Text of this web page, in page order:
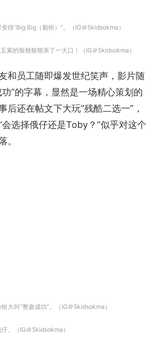
得“Big Big（魁梧）”。（IG＠5kidsokma）
索的脸颊狠狠亲了一大口！（IG＠5kidsokma）
和员工随即爆发世纪笑声，影片随
”的字幕，显然是一场精心策划的
后还在帖文下大玩“残酷二选一”，
选择俄仔还是Toby？”似乎对这个
。
大叫“整蛊成功”。（IG＠5kidsokma）
。（IG＠5kidsokma）